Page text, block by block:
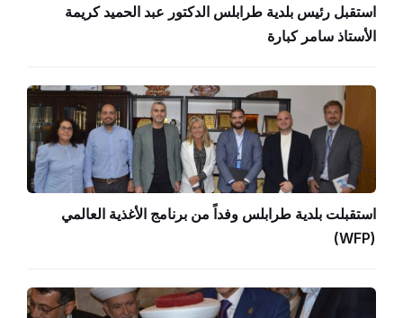
استقبل رئيس بلدية طرابلس الدكتور عبد الحميد كريمة
الأستاذ سامر كبارة
استقبلت بلدية طرابلس وفداً من برنامج الأغذية العالمي
(WFP)